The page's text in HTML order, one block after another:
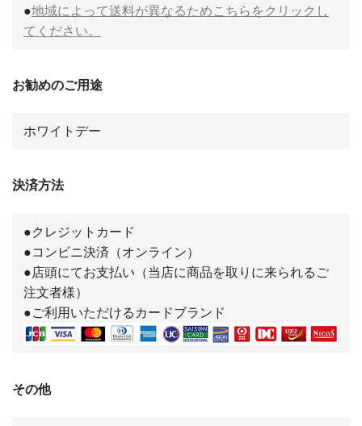
●地域によって送料が異なるためこちらをクリックし
てください。
お勧めのご用途
ホワイトデー
決済方法
●クレジットカード
●コンビニ決済（オンライン）
●店頭にてお支払い（当店に商品を取りに来られるご
注文者様）
●ご利用いただけるカードブランド
その他